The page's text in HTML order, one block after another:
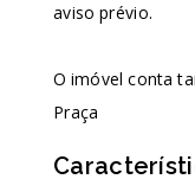
aviso prévio.
O imóvel conta
Praça